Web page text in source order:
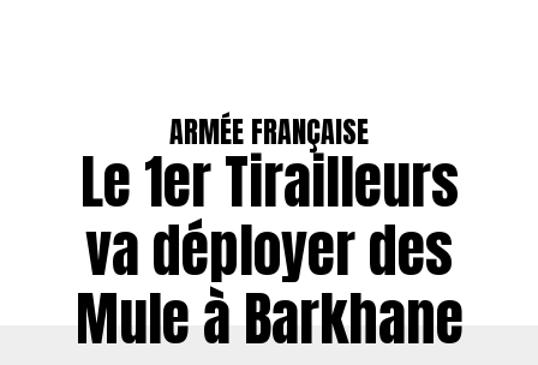
ARMÉE FRANÇAISE
Le 1er Tirailleurs
va déployer des
Mule à Barkhane